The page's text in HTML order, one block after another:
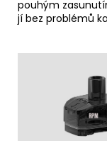
pouhým
jí bez problémů